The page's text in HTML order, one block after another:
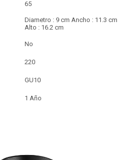
65
Diametro : 9 cm Ancho : 11.3 cm
Alto : 16.2 cm
No
220
GU10
1 Año